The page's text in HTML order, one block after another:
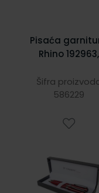
Pisaća
Rhino 192963,
olovka +
olovka
Šifra
586229